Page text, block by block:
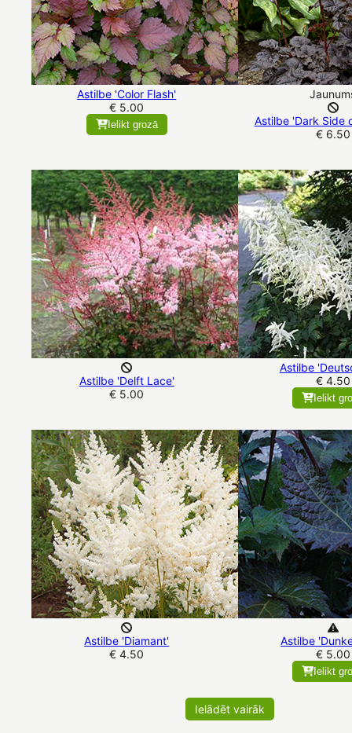
Astilbe 'Color Flash'
€ 5.00
Ielikt grozā
Astilbe 'Dark Side
€ 6.50
Astilbe 'Delft Lace'
€ 5.00
Astilbe
€ 4.50
Ielikt
Astilbe 'Diamant'
€ 4.50
Astilbe
€ 5.00
Ielikt
Ielādēt vairāk